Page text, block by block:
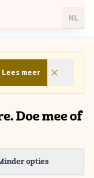
NL
Lees meer
Doe mee of
opties